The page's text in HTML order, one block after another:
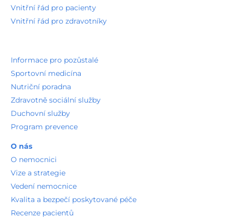
Vnitřní řád pro pacienty
Vnitřní řád pro zdravotníky
Informace pro pozůstalé
Sportovní medicína
Nutriční poradna
Zdravotně sociální služby
Duchovní služby
Program prevence
O nás
O nemocnici
Vize a strategie
Vedení nemocnice
Kvalita a bezpečí poskytované péče
Recenze pacientů